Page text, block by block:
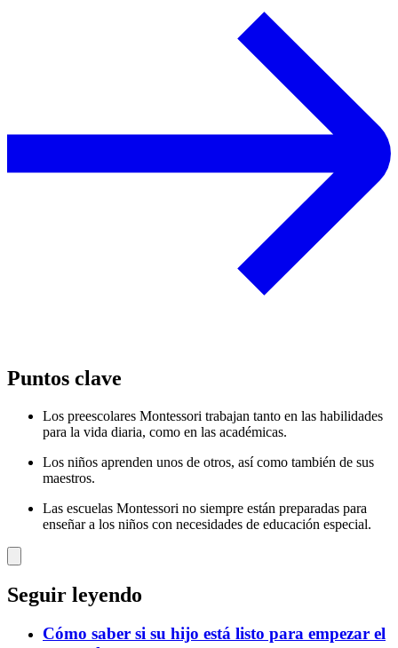
Puntos clave
Los preescolares Montessori trabajan tanto en las habilidades
para la vida diaria, como en las académicas.
Los niños aprenden unos de otros, así como también de sus
maestros.
Las escuelas Montessori no siempre están preparadas para
enseñar a los niños con necesidades de educación especial.
Seguir leyendo
Cómo saber si su hijo está listo para empezar el